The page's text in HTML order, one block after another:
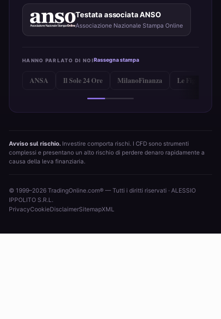
Testata associata ANSO
Associazione Nazionale Stampa Online
HANNO PARLATO DI NOIRassegna stampa
ANSA Il Sole 24 Ore MilanoFinanza Le Figaro
Avviso sul rischio. Investire comporta rischi. I CFD sono strumenti
complessi e presentano un alto rischio di perdere denaro rapidamente a
causa della leva finanziaria.
© 1999–2026 TradingOnline.com® — Tutti i diritti riservati · ALESSIO
IPPOLITO S.R.L.
PrivacyCookieDisclaimerSitemapXML